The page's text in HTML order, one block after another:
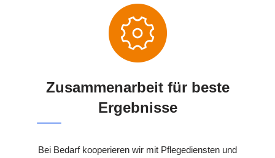
Zusammenarbeit für beste
Ergebnisse
Bei Bedarf kooperieren wir mit Pflegediensten und